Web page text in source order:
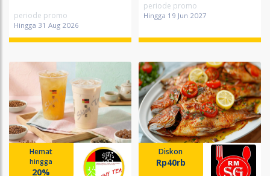
periode promo
Hingga 31 Aug 2026
periode promo
Hingga 19 Jun 2027
Hemat
hingga
20%
Diskon
Rp40rb